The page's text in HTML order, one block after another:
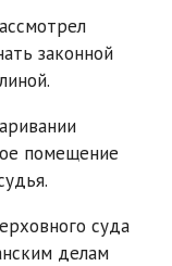
законной
помещение
суда
делам